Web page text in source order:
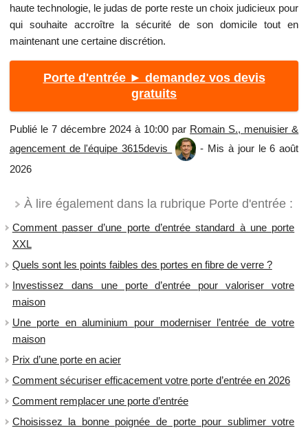
haute technologie, le judas de porte reste un choix judicieux pour
qui souhaite accroître la sécurité de son domicile tout en
maintenant une certaine discrétion.
Porte d'entrée ► demandez vos devis
gratuits
Publié le 7 décembre 2024 à 10:00 par Romain S., menuisier &
agencement de l'équipe 3615devis
- Mis à jour le 6 août
2026
À lire également dans la rubrique Porte d'entrée :
Comment passer d’une porte d’entrée standard à une porte
XXL
Quels sont les points faibles des portes en fibre de verre ?
Investissez dans une porte d’entrée pour valoriser votre
maison
Une porte en aluminium pour moderniser l’entrée de votre
maison
Prix d’une porte en acier
Comment sécuriser efficacement votre porte d’entrée en 2026
Comment remplacer une porte d’entrée
Choisissez la bonne poignée de porte pour sublimer votre